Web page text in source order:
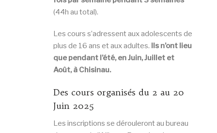
(44h au total).
Les cours s’adressent aux adolescents de
plus de 16 ans et aux adultes. Ils n’ont lieu
que pendant l’été, en Juin, Juillet et
Août, à Chisinau.
Des cours organisés du 2 au 20
Juin 2025
Les inscriptions se dérouleront au bureau